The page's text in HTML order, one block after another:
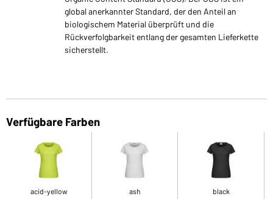
global anerkannter Standard, der den Anteil an
biologischem Material überprüft und die
Rückverfolgbarkeit entlang der gesamten Lieferkette
sicherstellt.
Verfügbare Farben
acid-yellow ash black